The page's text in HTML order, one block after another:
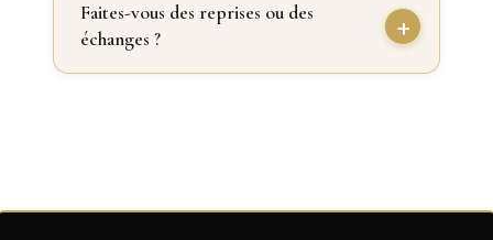
Faites-vous des reprises ou des
échanges ?